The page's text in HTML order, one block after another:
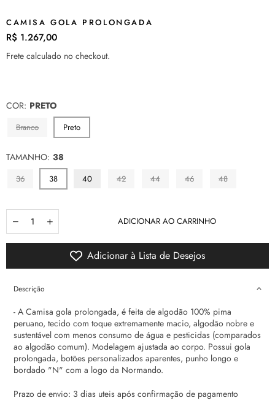
CAMISA GOLA PROLONGADA
Preço
normal
R$ 1.267,00
Frete calculado no checkout.
COR: PRETO
Branco Preto
TAMANHO: 38
36 38 40 42 44 46 48
Quantidade
ADICIONAR AO CARRINHO
Adicionar à Lista de Desejos
Descrição
- A Camisa gola prolongada, é feita de algodão 100% pima
peruano, tecido com toque extremamente macio, algodão nobre e
sustentável com menos consumo de água e pesticidas (comparados
ao algodão comum). Modelagem ajustada ao corpo. Possui gola
prolongada, botões personalizados aparentes, punho longo e
bordado "N" com a logo da Normando.
Prazo de envio: 3 dias uteis após confirmação de pagamento